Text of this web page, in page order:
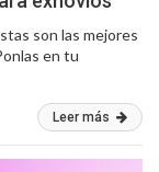
son las mejores
en tu
Leer más